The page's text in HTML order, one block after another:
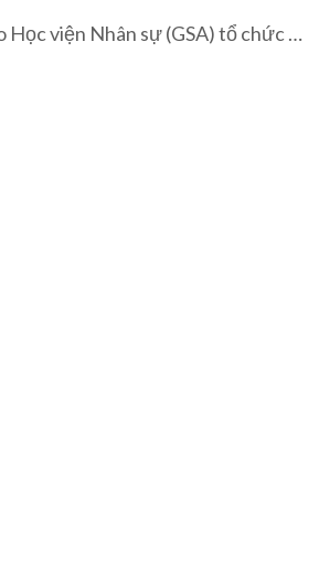
Học viện Nhân sự (GSA) tổ chức …